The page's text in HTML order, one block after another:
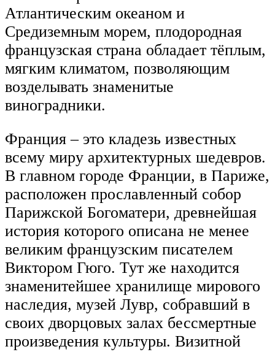
Атлантическим океаном и
Средиземным морем, плодородная
французская страна обладает тёплым,
мягким климатом, позволяющим
возделывать знаменитые
виноградники.
Франция – это кладезь известных
всему миру архитектурных шедевров.
В главном городе Франции, в Париже,
расположен прославленный собор
Парижской Богоматери, древнейшая
история которого описана не менее
великим французским писателем
Виктором Гюго. Тут же находится
знаменитейшее хранилище мирового
наследия, музей Лувр, собравший в
своих дворцовых залах бессмертные
произведения культуры. Визитной